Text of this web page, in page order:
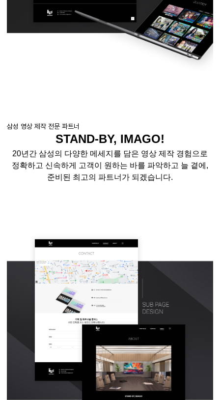
삼성 영상 제작 전문 파트너
STAND-BY, IMAGO!
20년간 삼성의 다양한 메세지를 담은 영상 제작 경험으로
정확하고 신속하게 고객이 원하는 바를 파악하고 늘 곁에 ,
준비된 최고의 파트너가 되겠습니다.